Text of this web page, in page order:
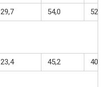
29,7 54,0 523
23,4 45,2 407